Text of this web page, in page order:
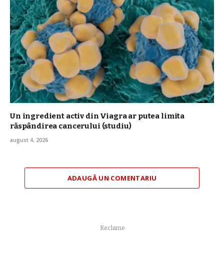
Un ingredient activ din Viagra ar putea limita
răspândirea cancerului (studiu)
august 4, 2026
ADAUGĂ UN COMENTARIU
Reclame